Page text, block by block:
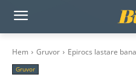
Hem Gruvor Epirocs lastare
Gruvor